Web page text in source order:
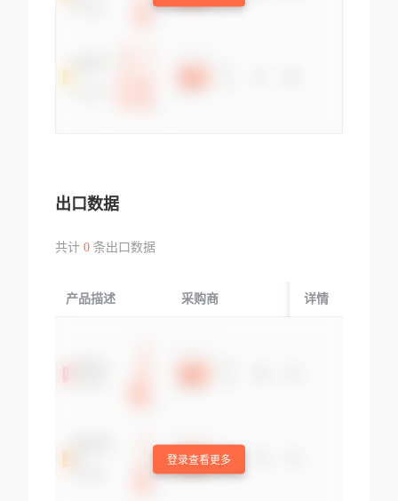
出口数据
共计 0条出口数据
产品描述 采购商 起运国/地区
详情
登录查看更多